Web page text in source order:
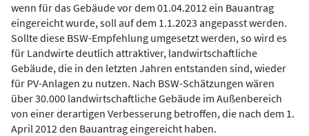
wenn für das Gebäude vor dem 01.04.2012 ein Bauantrag
eingereicht wurde, soll auf dem 1.1.2023 angepasst werden.
Sollte diese BSW-Empfehlung umgesetzt werden, so wird es
für Landwirte deutlich attraktiver, landwirtschaftliche
Gebäude, die in den letzten Jahren entstanden sind, wieder
für PV-Anlagen zu nutzen. Nach BSW-Schätzungen wären
über 30.000 landwirtschaftliche Gebäude im Außenbereich
von einer derartigen Verbesserung betroffen, die nach dem 1.
April 2012 den Bauantrag eingereicht haben.